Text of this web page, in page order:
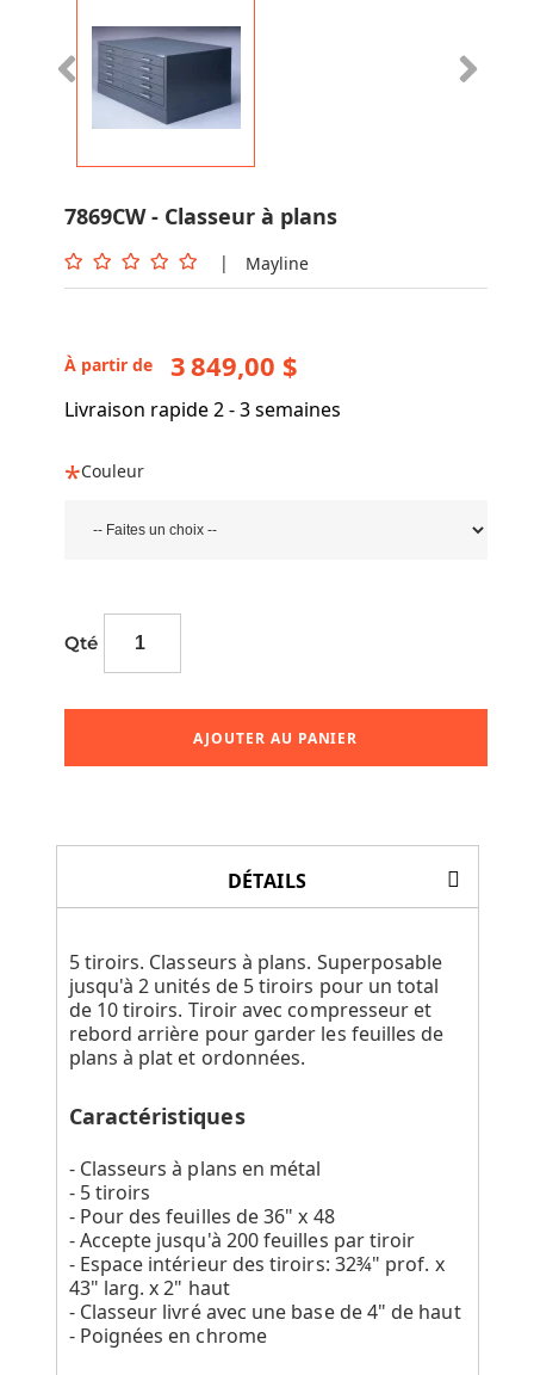
7869CW - Classeur à plans
| Mayline
À partir de 3 849,00 $
Livraison rapide 2 - 3 semaines
Couleur
Qté
AJOUTER AU PANIER
DÉTAILS
5 tiroirs. Classeurs à plans. Superposable
jusqu'à 2 unités de 5 tiroirs pour un total
de 10 tiroirs. Tiroir avec compresseur et
rebord arrière pour garder les feuilles de
plans à plat et ordonnées.
Caractéristiques
- Classeurs à plans en métal
- 5 tiroirs
- Pour des feuilles de 36" x 48
- Accepte jusqu'à 200 feuilles par tiroir
- Espace intérieur des tiroirs: 32¾" prof. x
43" larg. x 2" haut
- Classeur livré avec une base de 4" de haut
- Poignées en chrome